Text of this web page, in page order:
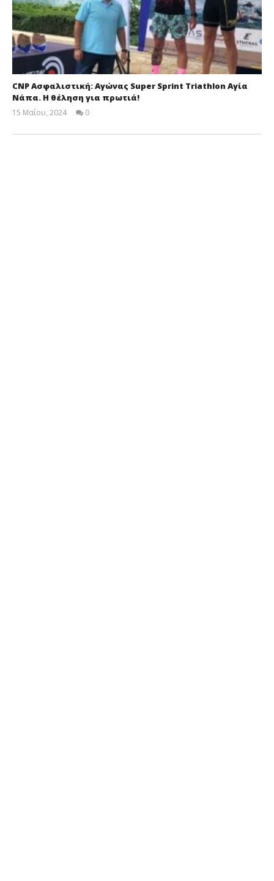
CNP Ασφαλιστική: Αγώνας Super Sprint Triathlon Αγία
Νάπα. H θέληση για πρωτιά!
15 Μαΐου, 2024
Insurance
0